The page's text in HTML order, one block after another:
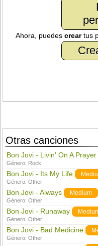
Ahora, puedescreartus
Otras canciones
Bon Jovi - Livin' On A Prayer
Género: Rock
Bon Jovi - Its My Life
Género:Other
Bon Jovi - Always Medium
Género:Other
Bon Jovi - Runaway
Género:Other
Bon Jovi - Bad Medicine
Género:Other